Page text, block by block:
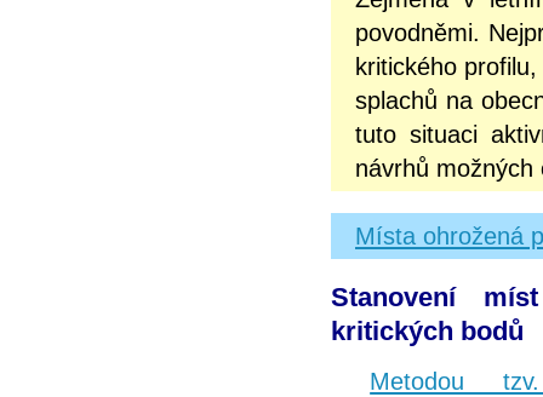
povodněmi.
kritického
splachů na
tuto situaci
návrhů
Místa ohrožená
Stanovení
kritických bodů
Metodou